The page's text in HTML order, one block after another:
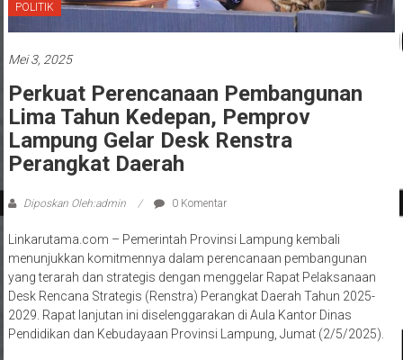
POLITIK
Mei 3, 2025
Perkuat Perencanaan Pembangunan
Lima Tahun Kedepan, Pemprov
Lampung Gelar Desk Renstra
Perangkat Daerah
Diposkan Oleh:admin 0 Komentar
Linkarutama.com – Pemerintah Provinsi Lampung kembali
menunjukkan komitmennya dalam perencanaan pembangunan
yang terarah dan strategis dengan menggelar Rapat Pelaksanaan
Desk Rencana Strategis (Renstra) Perangkat Daerah Tahun 2025-
2029. Rapat lanjutan ini diselenggarakan di Aula Kantor Dinas
Pendidikan dan Kebudayaan Provinsi Lampung, Jumat (2/5/2025).